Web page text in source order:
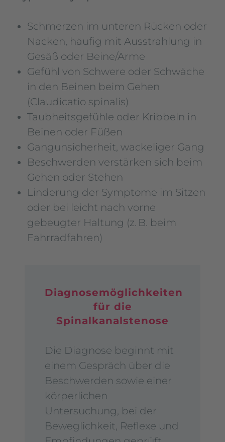
Schmerzen im unteren Rücken oder
Nacken, häufig mit Ausstrahlung in
Gesäß oder Beine/Arme
Gefühl von Schwere oder Schwäche
in den Beinen beim Gehen
(Claudicatio spinalis)
Taubheitsgefühle oder Kribbeln in
Beinen oder Füßen
Gangunsicherheit, wackeliger Gang
Beschwerden verstärken sich beim
Gehen oder Stehen
Linderung der Symptome im Sitzen
oder bei leicht nach vorne
gebeugter Haltung (z. B. beim
Fahrradfahren)
Diagnosemöglichkeiten
für die
Spinalkanalstenose
Die Diagnose beginnt mit
einem Gespräch über die
Beschwerden sowie einer
körperlichen
Untersuchung, bei der
Beweglichkeit, Reflexe und